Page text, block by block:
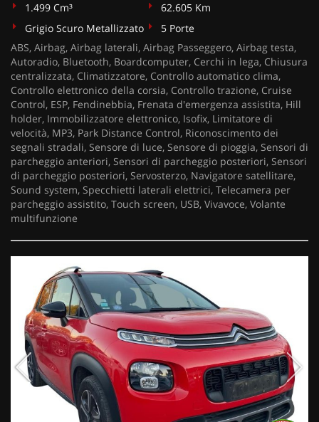
1.499 Cm³
62.605 Km
Grigio Scuro Metallizzato
5 Porte
ABS, Airbag, Airbag laterali, Airbag Passeggero, Airbag testa,
Autoradio, Bluetooth, Boardcomputer, Cerchi in lega, Chiusura
centralizzata, Climatizzatore, Controllo automatico clima,
Controllo elettronico della corsia, Controllo trazione, Cruise
Control, ESP, Fendinebbia, Frenata d'emergenza assistita, Hill
holder, Immobilizzatore elettronico, Isofix, Limitatore di
velocità, MP3, Park Distance Control, Riconoscimento dei
segnali stradali, Sensore di luce, Sensore di pioggia, Sensori di
parcheggio anteriori, Sensori di parcheggio posteriori, Sensori
di parcheggio posteriori, Servosterzo, Navigatore satellitare,
Sound system, Specchietti laterali elettrici, Telecamera per
parcheggio assistito, Touch screen, USB, Vivavoce, Volante
multifunzione